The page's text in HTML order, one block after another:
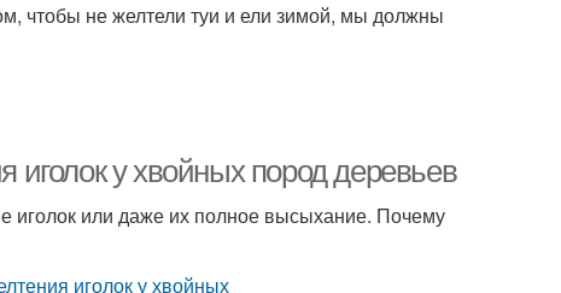
чтобы не желтели туи и ели зимой, мы должны
у хвойных пород деревьев
иголок или даже их полное высыхание. Почему